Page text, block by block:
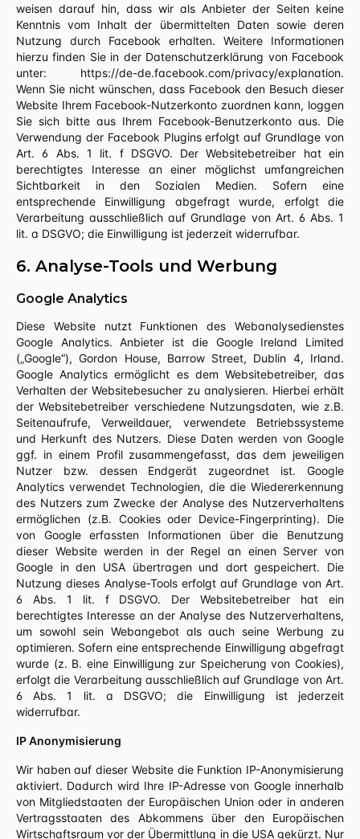
weisen darauf hin, dass wir als Anbieter der Seiten keine
Kenntnis vom Inhalt der übermittelten Daten sowie deren
Nutzung durch Facebook erhalten. Weitere Informationen
hierzu finden Sie in der Datenschutzerklärung von Facebook
unter: https://de-de.facebook.com/privacy/explanation.
Wenn Sie nicht wünschen, dass Facebook den Besuch dieser
Website Ihrem Facebook-Nutzerkonto zuordnen kann, loggen
Sie sich bitte aus Ihrem Facebook-Benutzerkonto aus. Die
Verwendung der Facebook Plugins erfolgt auf Grundlage von
Art. 6 Abs. 1 lit. f DSGVO. Der Websitebetreiber hat ein
berechtigtes Interesse an einer möglichst umfangreichen
Sichtbarkeit in den Sozialen Medien. Sofern eine
entsprechende Einwilligung abgefragt wurde, erfolgt die
Verarbeitung ausschließlich auf Grundlage von Art. 6 Abs. 1
lit. a DSGVO; die Einwilligung ist jederzeit widerrufbar.
6. Analyse-Tools und Werbung
Google Analytics
Diese Website nutzt Funktionen des Webanalysedienstes
Google Analytics. Anbieter ist die Google Ireland Limited
(„Google“), Gordon House, Barrow Street, Dublin 4, Irland.
Google Analytics ermöglicht es dem Websitebetreiber, das
Verhalten der Websitebesucher zu analysieren. Hierbei erhält
der Websitebetreiber verschiedene Nutzungsdaten, wie z.B.
Seitenaufrufe, Verweildauer, verwendete Betriebssysteme
und Herkunft des Nutzers. Diese Daten werden von Google
ggf. in einem Profil zusammengefasst, das dem jeweiligen
Nutzer bzw. dessen Endgerät zugeordnet ist. Google
Analytics verwendet Technologien, die die Wiedererkennung
des Nutzers zum Zwecke der Analyse des Nutzerverhaltens
ermöglichen (z.B. Cookies oder Device-Fingerprinting). Die
von Google erfassten Informationen über die Benutzung
dieser Website werden in der Regel an einen Server von
Google in den USA übertragen und dort gespeichert. Die
Nutzung dieses Analyse-Tools erfolgt auf Grundlage von Art.
6 Abs. 1 lit. f DSGVO. Der Websitebetreiber hat ein
berechtigtes Interesse an der Analyse des Nutzerverhaltens,
um sowohl sein Webangebot als auch seine Werbung zu
optimieren. Sofern eine entsprechende Einwilligung abgefragt
wurde (z. B. eine Einwilligung zur Speicherung von Cookies),
erfolgt die Verarbeitung ausschließlich auf Grundlage von Art.
6 Abs. 1 lit. a DSGVO; die Einwilligung ist jederzeit
widerrufbar.
IP Anonymisierung
Wir haben auf dieser Website die Funktion IP-Anonymisierung
aktiviert. Dadurch wird Ihre IP-Adresse von Google innerhalb
von Mitgliedstaaten der Europäischen Union oder in anderen
Vertragsstaaten des Abkommens über den Europäischen
Wirtschaftsraum vor der Übermittlung in die USA gekürzt. Nur